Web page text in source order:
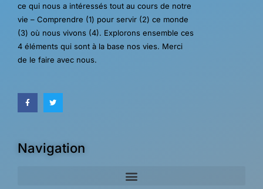
ce qui nous a intéressés tout au cours de notre
vie – Comprendre (1) pour servir (2) ce monde
(3) où nous vivons (4). Explorons ensemble ces
4 éléments qui sont à la base nos vies. Merci
de le faire avec nous.
Navigation